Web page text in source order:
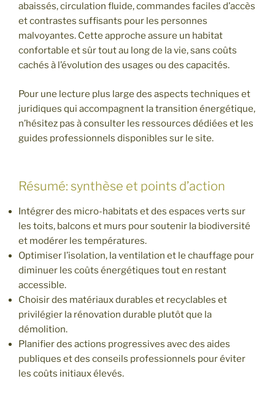
abaissés, circulation fluide, commandes faciles d’accès
et contrastes suffisants pour les personnes
malvoyantes. Cette approche assure un habitat
confortable et sûr tout au long de la vie, sans coûts
cachés à l’évolution des usages ou des capacités.
Pour une lecture plus large des aspects techniques et
juridiques qui accompagnent la transition énergétique,
n’hésitez pas à consulter les ressources dédiées et les
guides professionnels disponibles sur le site.
Résumé: synthèse et points d’action
Intégrer des micro-habitats et des espaces verts sur
les toits, balcons et murs pour soutenir la biodiversité
et modérer les températures.
Optimiser l’isolation, la ventilation et le chauffage pour
diminuer les coûts énergétiques tout en restant
accessible.
Choisir des matériaux durables et recyclables et
privilégier la rénovation durable plutôt que la
démolition.
Planifier des actions progressives avec des aides
publiques et des conseils professionnels pour éviter
les coûts initiaux élevés.